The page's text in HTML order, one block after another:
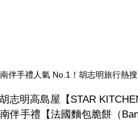
伴手禮人氣 No.1！胡志明旅行熱搜
志明高島屋【STAR
伴手禮【法國麵包脆餅（